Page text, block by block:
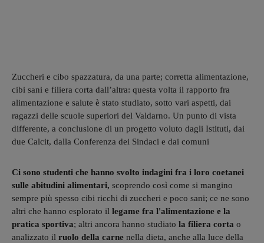
Zuccheri e cibo spazzatura, da una parte; corretta alimentazione,
cibi sani e filiera corta dall’altra: questa volta il rapporto fra
alimentazione e salute è stato studiato, sotto vari aspetti, dai
ragazzi delle scuole superiori del Valdarno. Un punto di vista
differente, a conclusione di un progetto voluto dagli Istituti, dai
due Calcit, dalla Conferenza dei Sindaci e dai comuni
Ci sono studenti che hanno svolto indagini fra i loro coetanei
sulle abitudini alimentari, scoprendo così come si mangino
sempre più spesso cibi ricchi di zuccheri e poco sani; ce ne sono
altri che hanno esplorato il legame fra l'alimentazione e la
pratica sportiva; altri ancora hanno studiato la filiera corta o
analizzato il ruolo della carne nella dieta, anche alla luce della